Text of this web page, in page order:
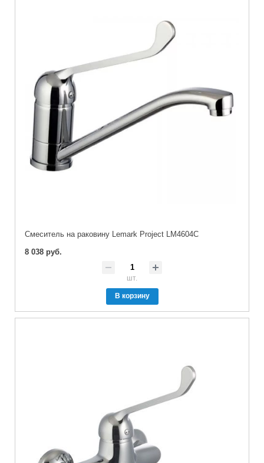
Cмеситель на раковину Lemark Project LM4604C
8 038 руб.
шт.
В корзину